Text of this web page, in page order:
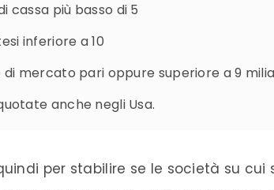
cassa più basso di 5
inferiore a 10
mercato pari oppure superiore a 9
anche negli Usa.
per stabilire se le società su cui